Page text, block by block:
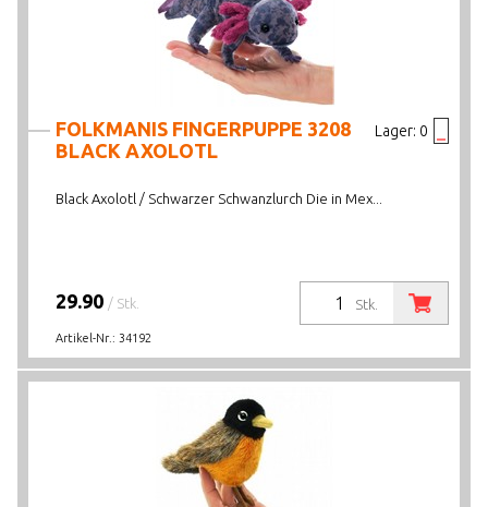
Lager: 0
FOLKMANIS FINGERPUPPE 3208
BLACK AXOLOTL
Black Axolotl / Schwarzer Schwanzlurch Die in Mex...
Stk.
29.90 / Stk.
Artikel-Nr.: 34192